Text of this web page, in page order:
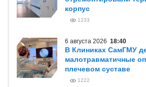
корпус
1233
6 августа 2026 18:40
В Клиниках СамГМУ
малотравматичные
плечевом суставе
1222